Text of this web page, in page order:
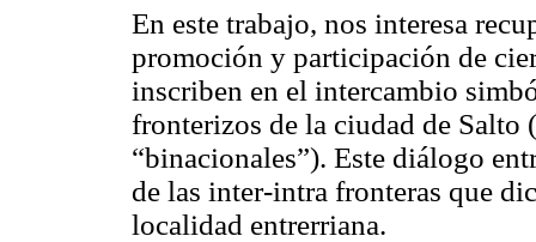
En este trabajo, nos interesa
promoción y participación de
inscriben en el intercambio
fronterizos de la ciudad de Salto
“binacionales”). Este diálogo
de las inter-intra fronteras que
localidad entrerriana.